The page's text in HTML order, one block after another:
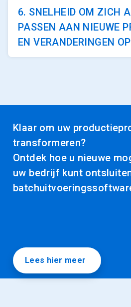
6. SNELHEID OM ZICH
PASSEN AAN NIEUWE
EN VERANDERINGEN
Klaar om uw
transformeren?
Ontdek hoe u nieuwe
uw bedrijf kunt
Lees hier meer